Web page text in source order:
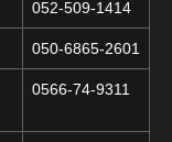
052-509-1414
050-6865-2601
0566-74-9311